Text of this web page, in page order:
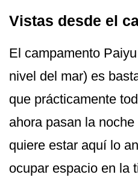
Vistas desde el
El campamento
nivel del mar) es
que prácticamente
ahora pasan la
quiere estar aquí lo
ocupar espacio en la